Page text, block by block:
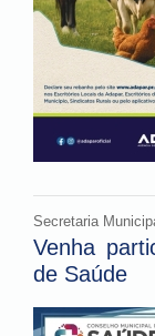
Secretaria
Venha
de Saúde